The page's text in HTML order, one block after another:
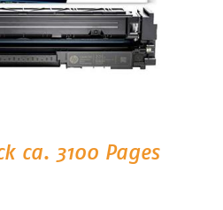
ca. 3100 Pages